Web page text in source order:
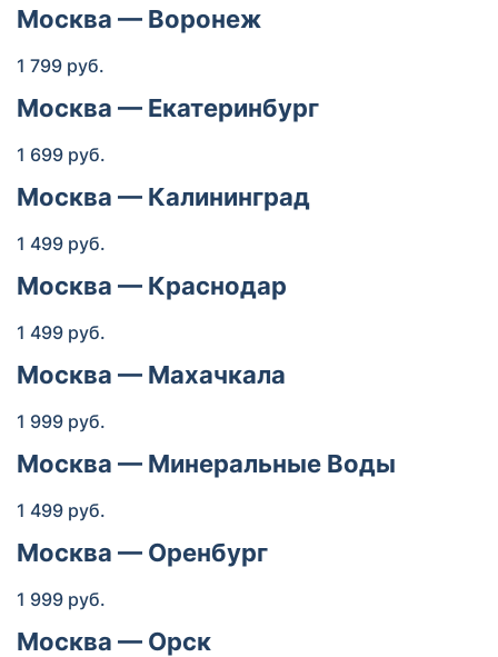
Москва — Воронеж
1 799 руб.
Москва — Екатеринбург
1 699 руб.
Москва — Калининград
1 499 руб.
Москва — Краснодар
1 499 руб.
Москва — Махачкала
1 999 руб.
Москва — Минеральные Воды
1 499 руб.
Москва — Оренбург
1 999 руб.
Москва — Орск